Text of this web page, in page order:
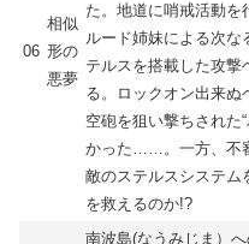
06
相似
形の
悪夢
た。地道に哨戒活動を
ルード姉妹による次な
テルスを搭載した攻撃
る。ロックオン出来ぬ
空砲を狙い撃ちされた
かった……。一方、不
敵のステルスシステム
を救えるのか!?
南波島(なうみじま）